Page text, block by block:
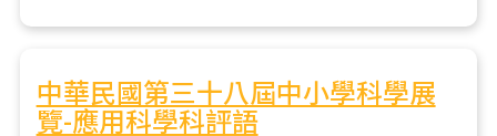
中華民國第三十八屆中小學科學展
覽-應用科學科評語